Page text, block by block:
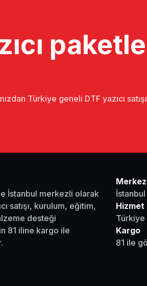
Türkiye geneli DTF yazıcı
İstanbul merkezli olarak
satışı, kurulum, eğitim,
desteği
81 iline kargo ile
Merkez
İstanbul
Hizmet
Türkiye
Kargo
81 ile